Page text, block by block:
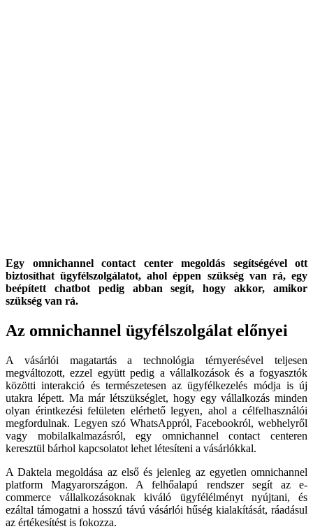
Egy omnichannel contact center megoldás segítségével ott
biztosíthat ügyfélszolgálatot, ahol éppen szükség van rá, egy
beépített chatbot pedig abban segít, hogy akkor, amikor
szükség van rá.
Az omnichannel ügyfélszolgálat előnyei
A vásárlói magatartás a technológia térnyerésével teljesen
megváltozott, ezzel együtt pedig a vállalkozások és a fogyasztók
közötti interakció és természetesen az ügyfélkezelés módja is új
utakra lépett. Ma már létszükséglet, hogy egy vállalkozás minden
olyan érintkezési felületen elérhető legyen, ahol a célfelhasználói
megfordulnak. Legyen szó WhatsAppról, Facebookról, webhelyről
vagy mobilalkalmazásról, egy omnichannel contact centeren
keresztül bárhol kapcsolatot lehet létesíteni a vásárlókkal.
A Daktela megoldása az első és jelenleg az egyetlen omnichannel
platform Magyarországon. A felhőalapú rendszer segít az e-
commerce vállalkozásoknak kiváló ügyfélélményt nyújtani, és
ezáltal támogatni a hosszú távú vásárlói hűség kialakítását, ráadásul
az értékesítést is fokozza.